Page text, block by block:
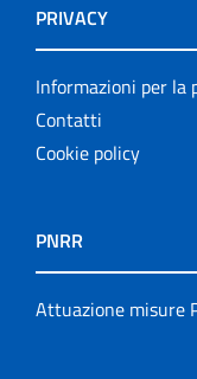
PRIVACY
Informazioni per la
Contatti
Cookie policy
PNRR
Attuazione misure